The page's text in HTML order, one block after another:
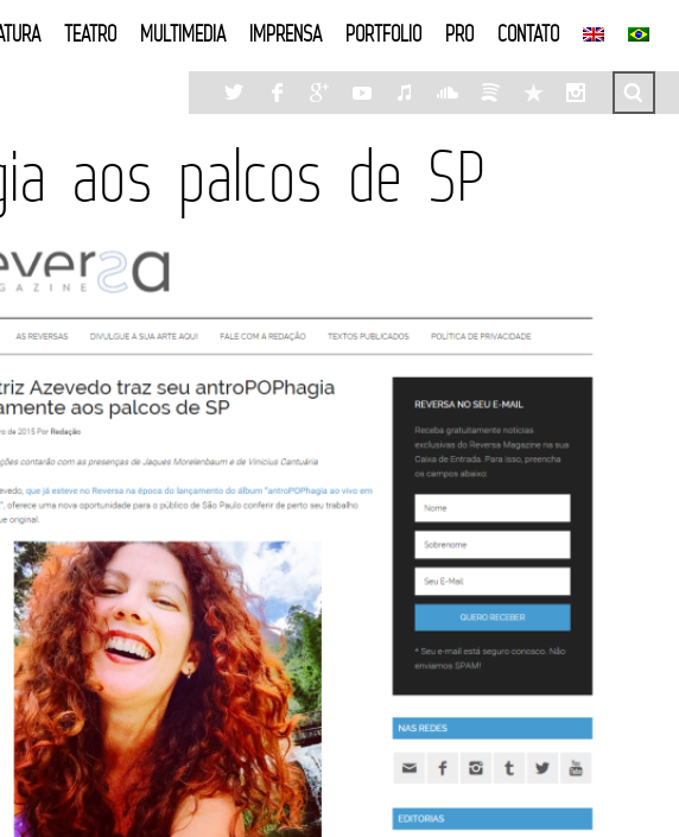
TEATRO MULTIMEDIA IMPRENSA PORTFOLIO PRO CONTATO
aos palcos de SP